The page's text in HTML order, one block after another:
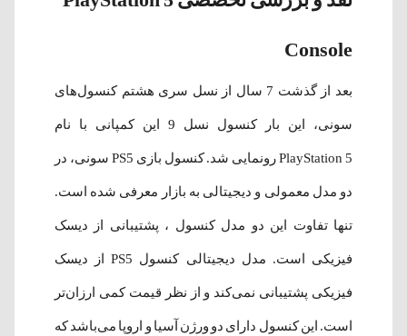
Console
بعد از گذشت 7 سال از نسل سری هشتم کنسول‌های
سونی، این بار کنسول نسل 9 این کمپانی با نام
PlayStation 5 رونمایی شد. کنسول بازی PS5 سونی، در
دو مدل معمولی و دیجیتالی به بازار معرفی شده است.
تنها تفاوت این دو مدل کنسول ، پشتیبانی از دیسک
فیزیکی است. مدل دیجیتالی کنسول PS5 از دیسک
فیزیکی پشتیبانی نمی‌کند و از نظر قیمت کمی ارزان‌تر
است. این کنسول دارای دو ورژن آسیا و اروپا می‌باشد که